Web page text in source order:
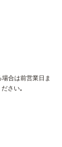
合は前営業日ま
さい｡